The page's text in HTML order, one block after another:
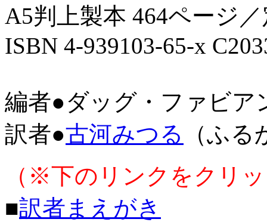
A5判上製本 464ページ
ISBN 4-939103-65-x
編者●ダッグ・ファビア
訳者●古河みつる
（ふ
（※下のリンクをクリ
■訳者まえがき